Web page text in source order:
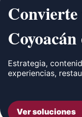
Estrategia,
experiencias,
Ver soluciones